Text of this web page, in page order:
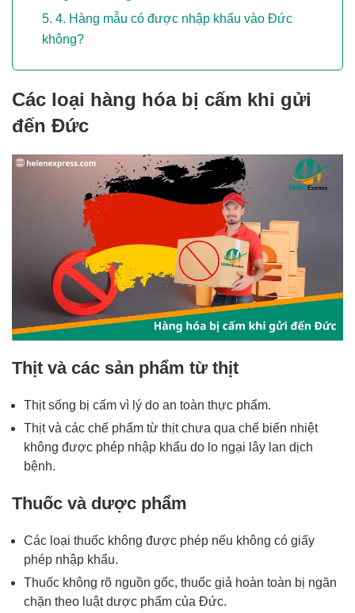
4. Hàng mẫu có được nhập khẩu vào Đức
không?
Các loại hàng hóa bị cấm khi gửi
đến Đức
Thịt và các sản phẩm từ thịt
Thịt sống bị cấm vì lý do an toàn thực phẩm.
Thịt và các chế phẩm từ thịt chưa qua chế biến nhiệt
không được phép nhập khẩu do lo ngại lây lan dịch
bệnh.
Thuốc và dược phẩm
Các loại thuốc không được phép nếu không có giấy
phép nhập khẩu.
Thuốc không rõ nguồn gốc, thuốc giả hoàn toàn bị ngăn
chặn theo luật dược phẩm của Đức.